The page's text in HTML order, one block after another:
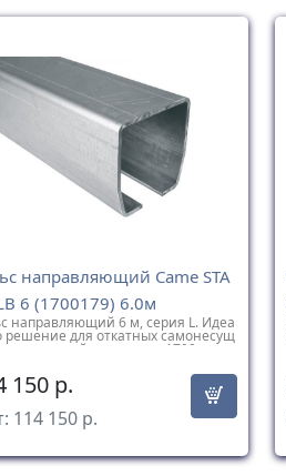
направляющий Came STA
6 (1700179) 6.0м
направляющий 6 м, серия L. Идеа
решение для откатных самонесущ
с массой створки до 1700 кг
150р.
114 150р.